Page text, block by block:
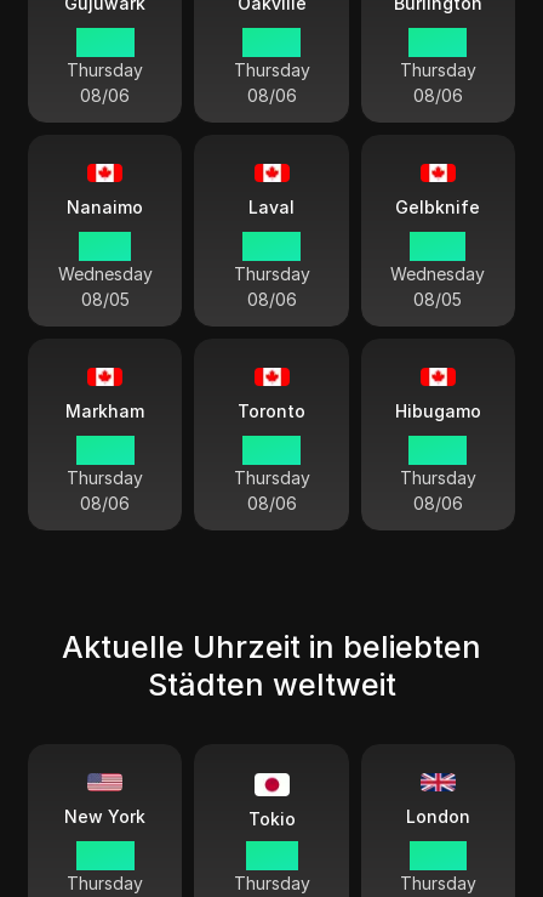
Thursday
08/06
Thursday
08/06
Thursday
08/06
Nanaimo
Wednesday
08/05
Laval
Thursday
08/06
Gelbknife
Wednesday
08/05
Markham
Thursday
08/06
Toronto
Thursday
08/06
Hibugamo
Thursday
08/06
Aktuelle Uhrzeit in beliebten
Städten weltweit
New York
Thursday
Tokio
Thursday
London
Thursday